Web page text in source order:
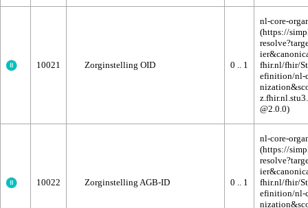
10021 Zorginstelling OID 0 .. 1
nl-core-
10022 Zorginstelling AGB-ID 0 .. 1
nl-core-